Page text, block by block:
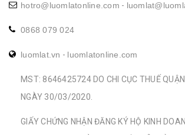
hotro@luomlatonline.com -
0868 079 024
luomlat.vn - luomlatonline.com
MST: 8646425724 DO CHI CỤC THUẾ
NGÀY 30/03/2020.
GIẤY CHỨNG NHẬN ĐĂNG KÝ HỘ KINH